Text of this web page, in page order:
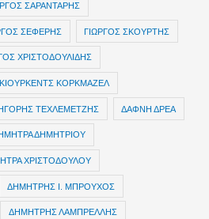
ΣΑΡΑΝΤΑΡΗΣ
ΣΕΦΕΡΗΣ ΓΙΩΡΓΟΣ ΣΚΟΥΡΤΗΣ
ΧΡΙΣΤΟΔΟΥΛΙΔΗΣ
ΚΟΡΚΜΑΖΕΛ
ΤΕΧΛΕΜΕΤΖΗΣ ΔΑΦΝΗ ΔΡΕΑ
ΔΗΜΗΤΡΙΟΥ
ΧΡΙΣΤΟΔΟΥΛΟΥ
ΔΗΜΗΤΡΗΣ Ι. ΜΠΡΟΥΧΟΣ
ΔΗΜΗΤΡΗΣ ΛΑΜΠΡΕΛΛΗΣ